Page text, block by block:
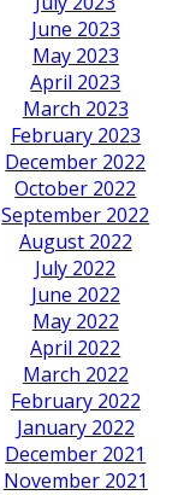
June 2023
May 2023
April 2023
March 2023
February 2023
December 2022
October 2022
September 2022
August 2022
July 2022
June 2022
May 2022
April 2022
March 2022
February 2022
January 2022
December 2021
November 2021